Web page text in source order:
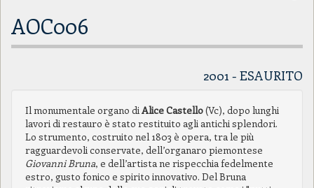
AOC006
2001 - ESAURITO
Il monumentale organo diAlice Castello(Vc), dopo lunghi
lavori di restauro è stato restituito agli antichi splendori.
Lo strumento, costruito nel 1803 è opera, tra le più
ragguardevoli conservate, dell’organaro piemontese
Giovanni Bruna, e dell’artista ne rispecchia fedelmente
estro, gusto fonico e spirito innovativo. Del Bruna